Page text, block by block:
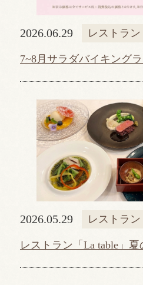
2026.06.29 レストラン
7~8月サラダバイキング
2026.05.29 レストラン
レストラン「La table」